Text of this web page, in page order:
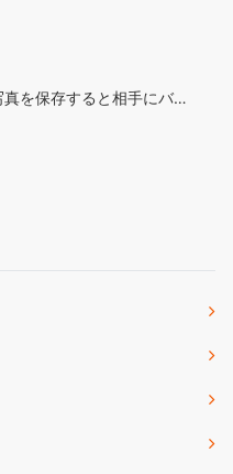
真を保存すると相手にバ…